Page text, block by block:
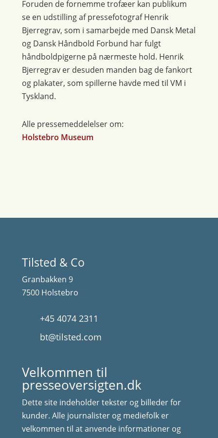
Foruden de fornemme trofæer kan publikum
se en udstilling af pressefotograf Henrik
Bjerregrav, som i samarbejde med Dansk Metal
og Dansk Håndbold Forbund har fulgt
håndboldpigerne på nærmeste hold. Henrik
Bjerregrav er desuden manden bag de fankort
og plakater, som spillerne havde med til VM i
Tyskland.
Alle pressemeddelelser om:
Holstebro Museum
Tilsted & Co
Granbakken 9
7500 Holstebro
+45 4074 2311
bt@tilsted.com
Velkommen til
presseoversigten.dk
Dette site indeholder tekster og billeder for
kunder. Alle journalister og mediefolk er
velkommen til at anvende informationer og